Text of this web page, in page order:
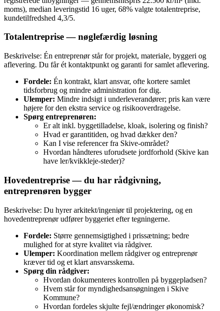
moms), median leveringstid 16 uger, 68% valgte totalentreprise,
kundetilfredshed 4,3/5.
Totalentreprise — nøglefærdig løsning
Beskrivelse: Én entreprenør står for projekt, materiale, byggeri og
aflevering. Du får ét kontaktpunkt og garanti for samlet aflevering.
Fordele: Én kontrakt, klart ansvar, ofte kortere samlet
tidsforbrug og mindre administration for dig.
Ulemper: Mindre indsigt i underleverandører; pris kan være
højere for den ekstra service og risikooverdragelse.
Spørg entreprenøren:
Er alt inkl. byggetilladelse, kloak, isolering og finish?
Hvad er garantitiden, og hvad dækker den?
Kan I vise referencer fra Skive‑området?
Hvordan håndteres uforudsete jordforhold (Skive kan
have ler/kvikkleje‑steder)?
Hovedentreprise — du har rådgivning,
entreprenøren bygger
Beskrivelse: Du hyrer arkitekt/ingeniør til projektering, og en
hovedentreprenør udfører byggeriet efter tegnin­gerne.
Fordele: Større gennemsigtighed i prissætning; bedre
mulighed for at styre kvalitet via rådgiver.
Ulemper: Koordination mellem rådgiver og entreprenør
kræver tid og et klart ansvarsskema.
Spørg din rådgiver:
Hvordan dokumenteres kontrollen på byggepladsen?
Hvem står for myndigheds­ansøgningen i Skive
Kommune?
Hvordan fordeles skjulte fejl/ændringer økonomisk?